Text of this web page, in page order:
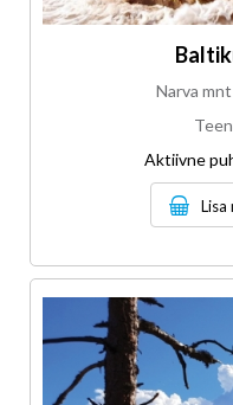
Narva
Aktiivne
Lisa